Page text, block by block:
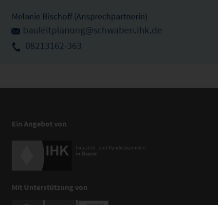
Melanie Bischoff (Ansprechpartnerin)
bauleitplanung@schwaben.ihk.de
08213162-363
Ein Angebot von
Mit Unterstützung von